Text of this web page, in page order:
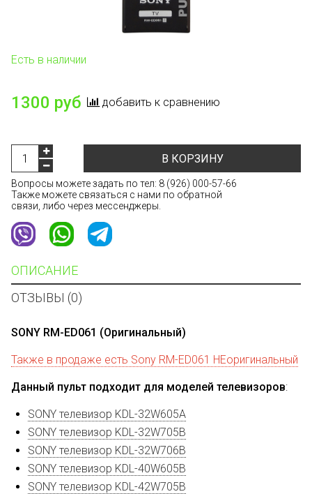
Есть в наличии
1300 руб добавить к сравнению
В КОРЗИНУ
Вопросы можете задать по тел: 8 (926) 000-57-66
Также можете связаться с нами по обратной
связи, либо через мессенджеры.
ОПИСАНИЕ
ОТЗЫВЫ (0)
SONY RM-ED061 (Оригинальный)
Также в продаже есть Sony RM-ED061 НЕоригинальный
Данный пульт подходит для моделей телевизоров:
SONY телевизор KDL-32W605A
SONY телевизор KDL-32W705B
SONY телевизор KDL-32W706B
SONY телевизор KDL-40W605B
SONY телевизор KDL-42W705B